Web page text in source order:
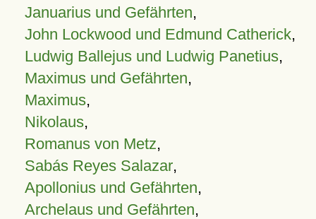
Januarius und Gefährten,
John Lockwood und Edmund Catherick,
Ludwig Ballejus und Ludwig Panetius,
Maximus und Gefährten,
Maximus,
Nikolaus,
Romanus von Metz,
Sabás Reyes Salazar,
Apollonius und Gefährten,
Archelaus und Gefährten,